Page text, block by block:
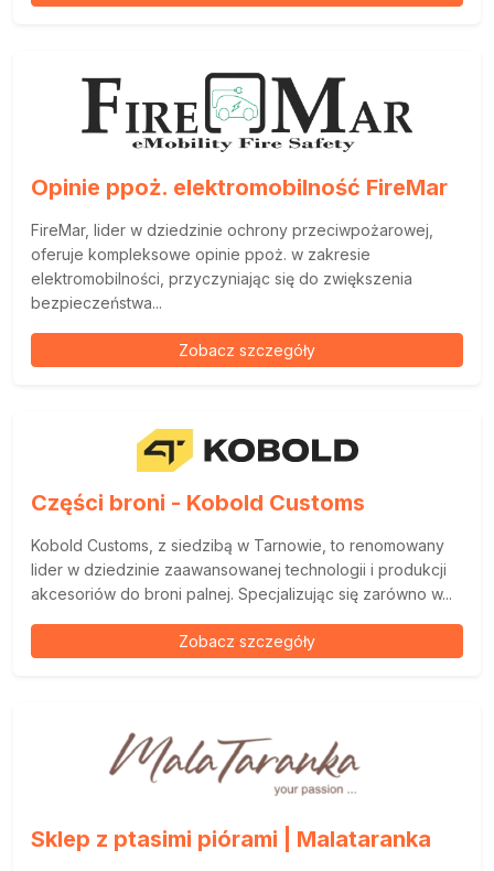
Opinie ppoż. elektromobilność FireMar
FireMar, lider w dziedzinie ochrony przeciwpożarowej,
oferuje kompleksowe opinie ppoż. w zakresie
elektromobilności, przyczyniając się do zwiększenia
bezpieczeństwa...
Zobacz szczegóły
Części broni - Kobold Customs
Kobold Customs, z siedzibą w Tarnowie, to renomowany
lider w dziedzinie zaawansowanej technologii i produkcji
akcesoriów do broni palnej. Specjalizując się zarówno w...
Zobacz szczegóły
Sklep z ptasimi piórami | Malataranka